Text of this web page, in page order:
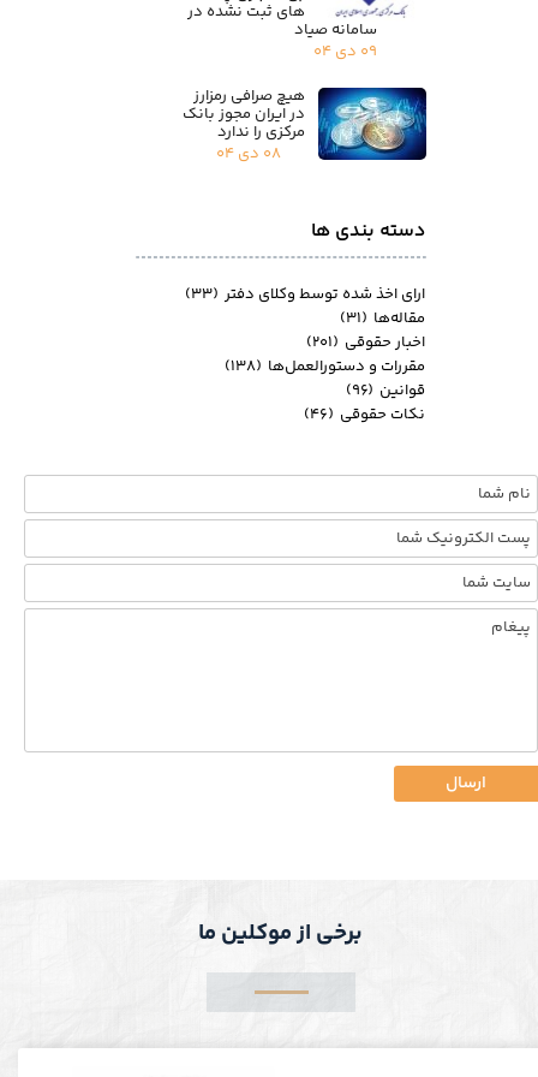
ارسال
دسته بندی ها
های ثبت نشده در
سامانه صیاد
۰۹ دی ۰۴
هیچ صرافی رمزارز
در ایران مجوز بانک
مرکزی را ندارد
۰۸ دی ۰۴
ارای اخذ شده توسط وکلای دفتر (۳۳)
مقاله‌ها (۳۱)
اخبار حقوقی (۲۰۱)
مقررات و دستورالعمل‌ها (۱۳۸)
قوانین (۹۶)
نکات حقوقی (۴۶)
برخی از موکلین ما